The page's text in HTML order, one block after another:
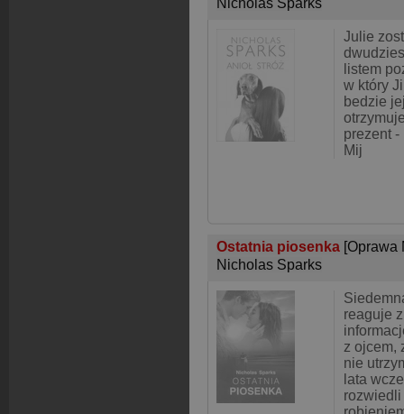
Nicholas Sparks
Julie
listem
w który
bedzie
prezent
Mij
Ostatnia piosenka [Oprawa
Nicholas Sparks
reaguje
z ojcem,
nie
lata